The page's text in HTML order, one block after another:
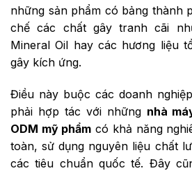
những sản phẩm có bảng thành
chế các chất gây tranh cãi
Mineral Oil hay các hương liệu
gây kích ứng.
Điều này buộc các doanh nghiệp
phải hợp tác với những nhà
ODM mỹ phẩm có khả năng
toàn, sử dụng nguyên liệu chất
các tiêu chuẩn quốc tế. Đây